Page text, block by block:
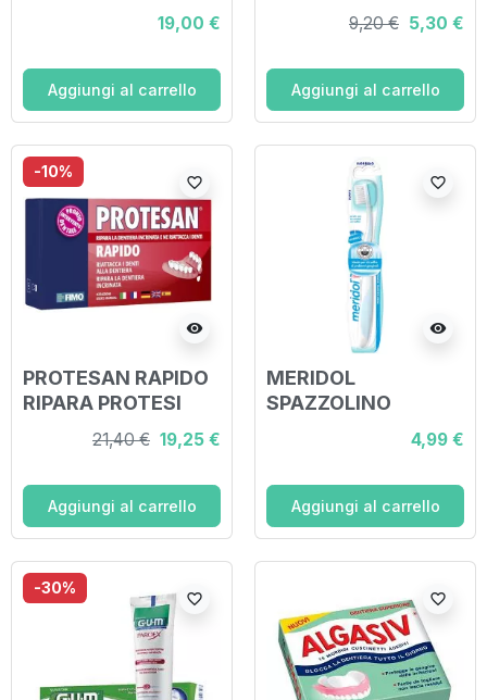
19,00 €
Aggiungi al carrello
9,20 € 5,30 €
Aggiungi al carrello
-10%
visibility
favorite_border
PROTESAN RAPIDO
RIPARA PROTESI
21,40 € 19,25 €
Aggiungi al carrello
visibility
favorite_border
MERIDOL
SPAZZOLINO
SETOLE MORBIDE
4,99 €
Aggiungi al carrello
-30%
favorite_border favorite_border